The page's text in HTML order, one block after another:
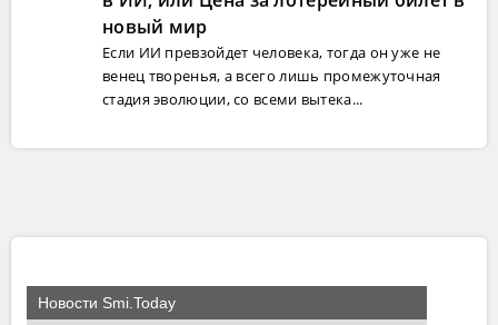
новый мир
Если ИИ превзойдет человека, тогда он уже не
венец творенья, а всего лишь промежуточная
стадия эволюции, со всеми вытека...